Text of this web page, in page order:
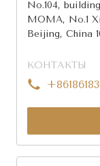
No.104,
MOMA, No.1
Beijing, China
КОНТАКТЫ